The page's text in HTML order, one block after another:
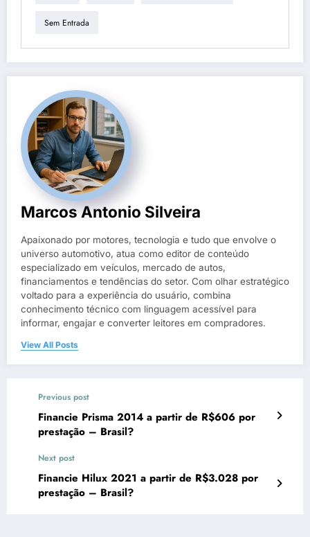
Sem Entrada
Marcos Antonio Silveira
Apaixonado por motores, tecnologia e tudo que envolve o
universo automotivo, atua como editor de conteúdo
especializado em veículos, mercado de autos,
financiamentos e tendências do setor. Com olhar estratégico
voltado para a experiência do usuário, combina
conhecimento técnico com linguagem acessível para
informar, engajar e converter leitores em compradores.
View All Posts
Previous post
Financie Prisma 2014 a partir de R$606 por
prestação – Brasil?
Next post
Financie Hilux 2021 a partir de R$3.028 por
prestação – Brasil?